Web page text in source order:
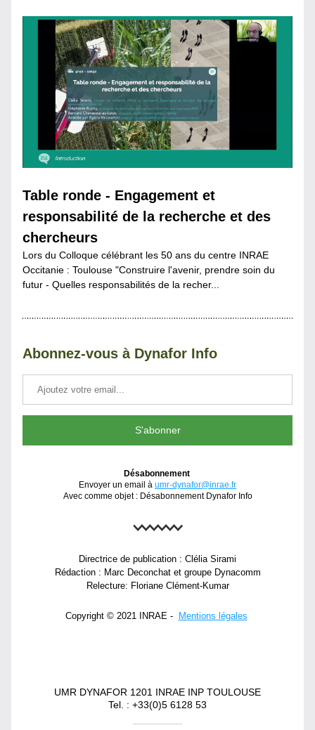
Table ronde - Engagement et
responsabilité de la recherche et des
chercheurs
Lors du Colloque célébrant les 50 ans du centre INRAE
Occitanie : Toulouse "Construire l'avenir, prendre soin du
futur - Quelles responsabilités de la recher...
Abonnez-vous à Dynafor Info
S'abonner
Désabonnement
Envoyer un email à umr-dynafor@inrae.fr
Avec comme objet : Désabonnement Dynafor Info
Directrice de publication : Clélia Sirami
Rédaction : Marc Deconchat et groupe Dynacomm
Relecture: Floriane Clément-Kumar
Copyright © 2021 INRAE - Mentions légales
UMR DYNAFOR 1201 INRAE INP TOULOUSE
Tel. : +33(0)5 6128 53